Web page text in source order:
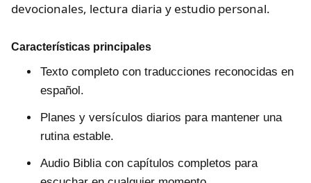
devocionales, lectura diaria y estudio personal.
Características principales
Texto completo con traducciones reconocidas en
español.
Planes y versículos diarios para mantener una
rutina estable.
Audio Biblia con capítulos completos para